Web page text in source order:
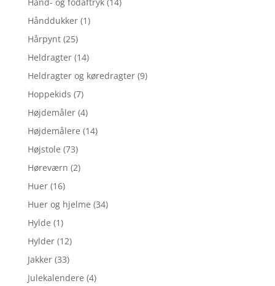
Hånddukker (1)
Hårpynt (25)
Heldragter (14)
Heldragter og køredragter (9)
Hoppekids (7)
Højdemåler (4)
Højdemålere (14)
Højstole (73)
Høreværn (2)
Huer (16)
Huer og hjelme (34)
Hylde (1)
Hylder (12)
Jakker (33)
Julekalendere (4)